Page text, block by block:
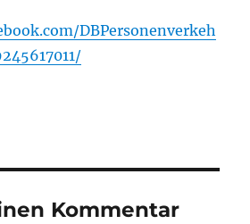
DBPersonenverkeh
Kommentar